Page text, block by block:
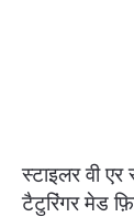
स्टाइलर वी
टैटुरिंगर मेड